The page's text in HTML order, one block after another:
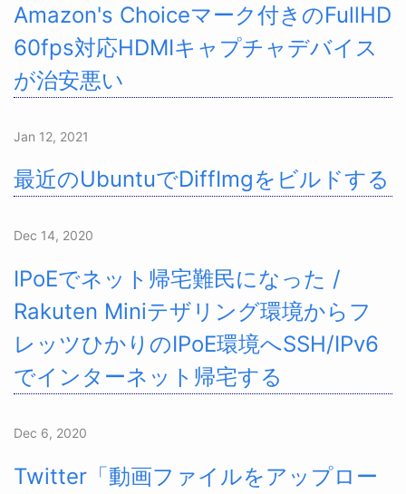
Amazon's Choiceマーク付きのFullHD
60fps対応HDMIキャプチャデバイス
が治安悪い
Jan 12, 2021
最近のUbuntuでDiffImgをビルドする
Dec 14, 2020
IPoEでネット帰宅難民になった /
Rakuten Miniテザリング環境からフ
レッツひかりのIPoE環境へSSH/IPv6
でインターネット帰宅する
Dec 6, 2020
Twitter「動画ファイルをアップロー